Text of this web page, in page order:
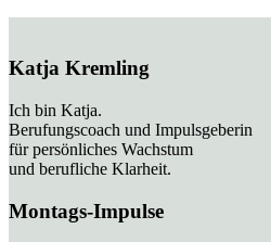
Katja Kremling
Ich bin Katja.
Berufungscoach und Impulsgeberin
für persönliches Wachstum
und berufliche Klarheit.
Montags-Impulse